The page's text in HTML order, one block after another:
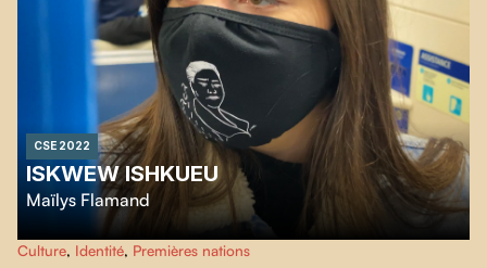
CSE 2022
ISKWEW ISHKUEU
Maïlys Flamand
Une jeune femme témoigne de son parcours, qui l’a menée de sa
communauté d’origine en milieu urbain. Après avoir vécu un choc culturel
Culture, Identité, Premières nations